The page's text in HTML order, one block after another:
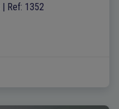
| Ref: 1352